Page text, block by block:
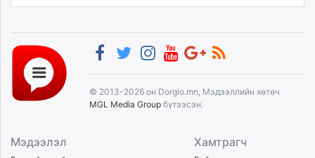
© 2013-2026 он Dorgio.mn, Мэдээллийн хөтөч
MGL Media Group бүтээсэн.
Мэдээлэл Хамтрагч